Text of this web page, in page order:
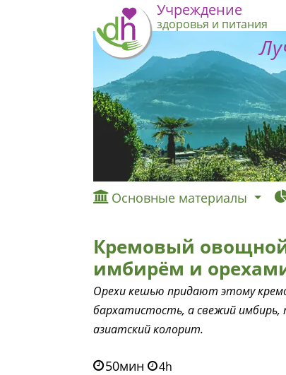
Учреждение
здоровья и питания
Основные материалы
Кремовый
имбирём и
Орехи кешью придают этому
бархатистость, а свежий имбирь,
азиатский колорит.
50мин 4h